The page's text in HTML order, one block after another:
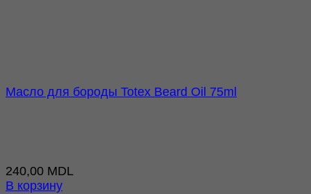
Масло для бороды Totex Beard Oil 75ml
240,00 MDL
В корзину